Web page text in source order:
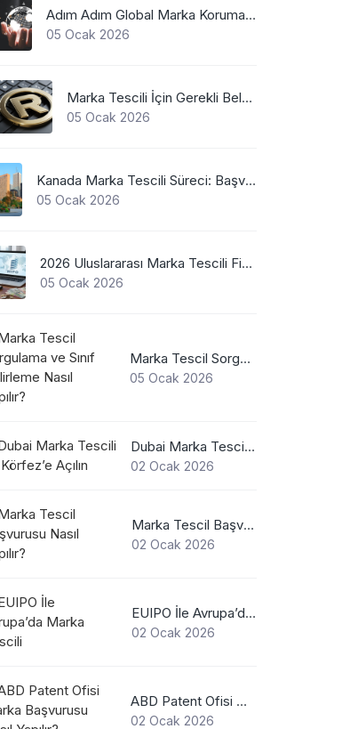
Adım Adım Global Marka Koruma Sistemi Nasıl Çalışır?
05 Ocak 2026
Marka Tescili İçin Gerekli Belgeler
05 Ocak 2026
Kanada Marka Tescili Süreci: Başvurudan Belge Alımına Kadar Her Şey
05 Ocak 2026
2026 Uluslararası Marka Tescili Fiyatları: Güncel WIPO Ücretleri
05 Ocak 2026
Marka Tescil Sorgulama ve Sınıf Belirleme Nasıl Yapılır?
05 Ocak 2026
Dubai Marka Tescili İle Körfez’e Açılın
02 Ocak 2026
Marka Tescil Başvurusu Nasıl Yapılır?
02 Ocak 2026
EUIPO İle Avrupa’da Marka Tescili
02 Ocak 2026
ABD Patent Ofisi Marka Başvurusu Nasıl Yapılır?
02 Ocak 2026